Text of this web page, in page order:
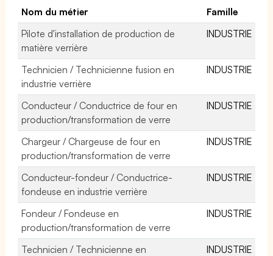
Nom du métier
Famille
Pilote d'installation de production de
matière verrière
INDUSTRIE
Technicien / Technicienne fusion en
industrie verrière
INDUSTRIE
Conducteur / Conductrice de four en
production/transformation de verre
INDUSTRIE
Chargeur / Chargeuse de four en
production/transformation de verre
INDUSTRIE
Conducteur-fondeur / Conductrice-
fondeuse en industrie verrière
INDUSTRIE
Fondeur / Fondeuse en
production/transformation de verre
INDUSTRIE
Technicien / Technicienne en
INDUSTRIE